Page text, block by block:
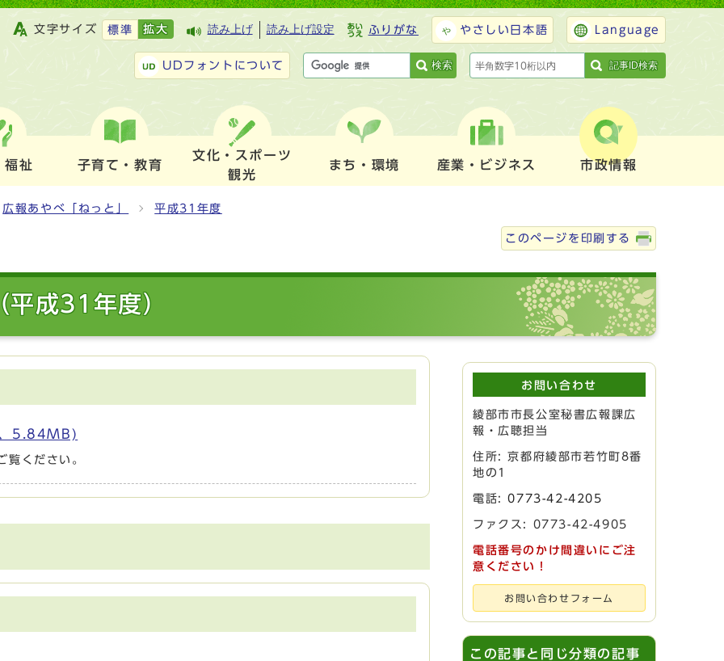
文字サイズ 標準 拡大 読み上げ 読み上げ設定 ふりがな やさしい日本語 Language
UDフォントについて 検索 記事ID検索
福祉 子育て・教育
文化・スポーツ
観光
まち・環境 産業・ビジネス 市政情報
広報あやべ「ねっと」 平成31年度
このページを印刷する
成31年度）
、5.84MB)
覧ください。
お問い合わせ
綾部市市長公室秘書広報課広
報・広聴担当
住所: 京都府綾部市若竹町8番
地の1
電話:0773-42-4205
ファクス: 0773-42-4905
電話番号のかけ間違いにご注
意ください！
お問い合わせフォーム
この記事と同じ分類の記事